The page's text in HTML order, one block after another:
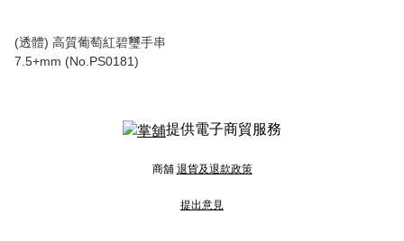
(透體) 高質葡萄紅碧璽手串
7.5+mm (No.PS0181)
提供電子商貿服務
商舖 退貨及退款政策
提出意見